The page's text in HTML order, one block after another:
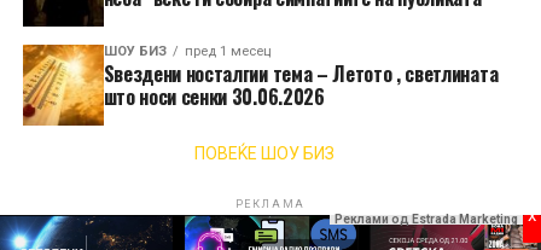
ШОУ БИЗ пред 1 месец
Ѕвездени носталгии тема – Летото , светлината
што носи сенки 30.06.2026
ПОВЕЌЕ ШОУ БИЗ
РЕКЛАМА
Реклами од Estrada Marketing x